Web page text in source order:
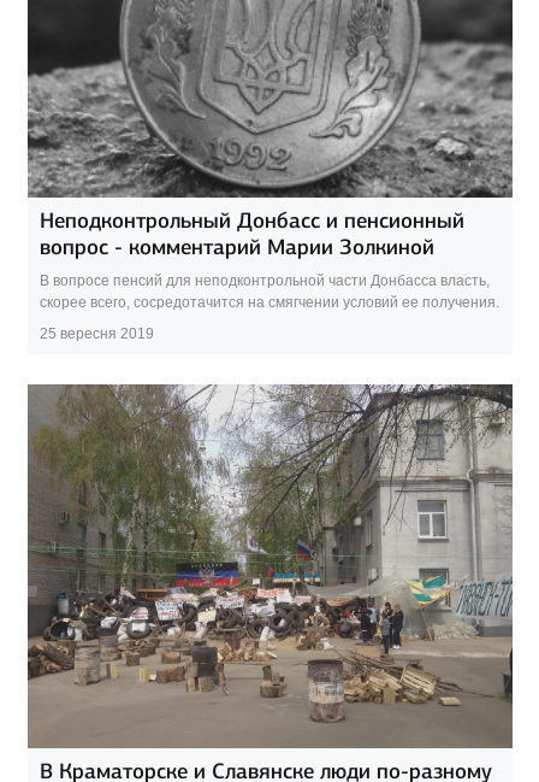
Неподконтрольный Донбасс и пенсионный
вопрос - комментарий Марии Золкиной
В вопросе пенсий для неподконтрольной части Донбасса власть,
скорее всего, сосредотачится на смягчении условий ее получения.
25 вересня 2019
В Краматорске и Славянске люди по-разному